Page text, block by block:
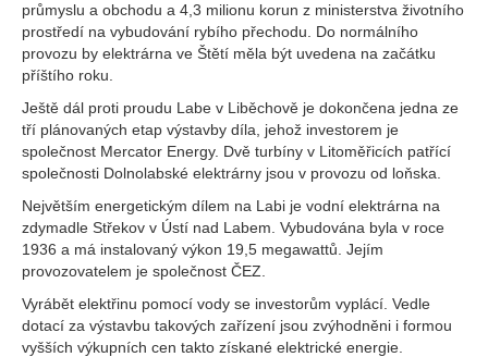
průmyslu a obchodu a 4,3 milionu korun z ministerstva životního
prostředí na vybudování rybího přechodu. Do normálního
provozu by elektrárna ve Štětí měla být uvedena na začátku
příštího roku.
Ještě dál proti proudu Labe v Liběchově je dokončena jedna ze
tří plánovaných etap výstavby díla, jehož investorem je
společnost Mercator Energy. Dvě turbíny v Litoměřicích patřící
společnosti Dolnolabské elektrárny jsou v provozu od loňska.
Největším energetickým dílem na Labi je vodní elektrárna na
zdymadle Střekov v Ústí nad Labem. Vybudována byla v roce
1936 a má instalovaný výkon 19,5 megawattů. Jejím
provozovatelem je společnost ČEZ.
Vyrábět elektřinu pomocí vody se investorům vyplácí. Vedle
dotací za výstavbu takových zařízení jsou zvýhodněni i formou
vyšších výkupních cen takto získané elektrické energie.